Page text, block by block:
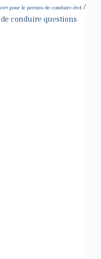
pour le permis de conduire dvd /
conduire questions